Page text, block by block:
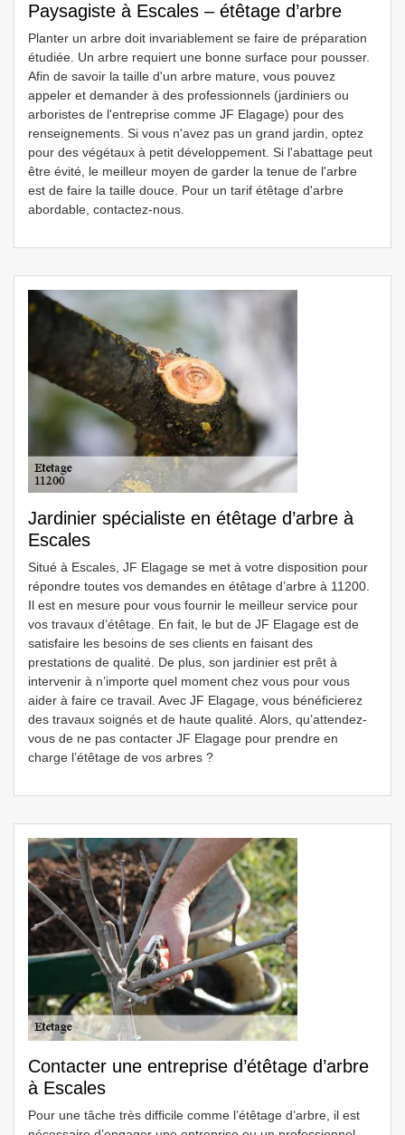
Paysagiste à Escales – étêtage d’arbre
Planter un arbre doit invariablement se faire de préparation
étudiée. Un arbre requiert une bonne surface pour pousser.
Afin de savoir la taille d'un arbre mature, vous pouvez
appeler et demander à des professionnels (jardiniers ou
arboristes de l'entreprise comme JF Elagage) pour des
renseignements. Si vous n'avez pas un grand jardin, optez
pour des végétaux à petit développement. Si l'abattage peut
être évité, le meilleur moyen de garder la tenue de l'arbre
est de faire la taille douce. Pour un tarif étêtage d'arbre
abordable, contactez-nous.
Jardinier spécialiste en étêtage d’arbre à
Escales
Situé à Escales, JF Elagage se met à votre disposition pour
répondre toutes vos demandes en étêtage d’arbre à 11200.
Il est en mesure pour vous fournir le meilleur service pour
vos travaux d’étêtage. En fait, le but de JF Elagage est de
satisfaire les besoins de ses clients en faisant des
prestations de qualité. De plus, son jardinier est prêt à
intervenir à n’importe quel moment chez vous pour vous
aider à faire ce travail. Avec JF Elagage, vous bénéficierez
des travaux soignés et de haute qualité. Alors, qu’attendez-
vous de ne pas contacter JF Elagage pour prendre en
charge l’étêtage de vos arbres ?
Contacter une entreprise d’étêtage d’arbre
à Escales
Pour une tâche très difficile comme l’étêtage d’arbre, il est